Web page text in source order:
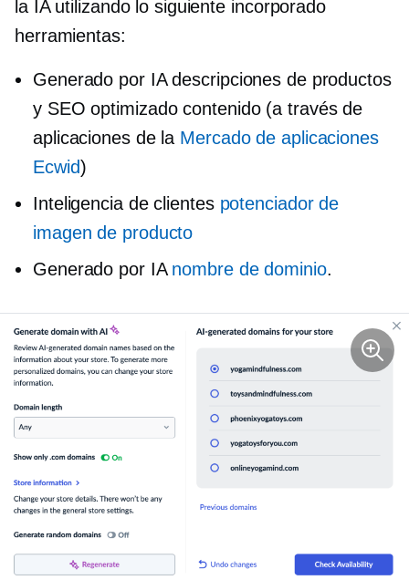
la IA utilizando lo siguiente incorporado
herramientas:
Generado por IAdescripciones de productos
y SEO optimizadocontenido (a través de
aplicaciones de la Mercado de aplicaciones
Ecwid)
Inteligencia de clientes potenciador de
imagen de producto
Generado por IA nombre de dominio.